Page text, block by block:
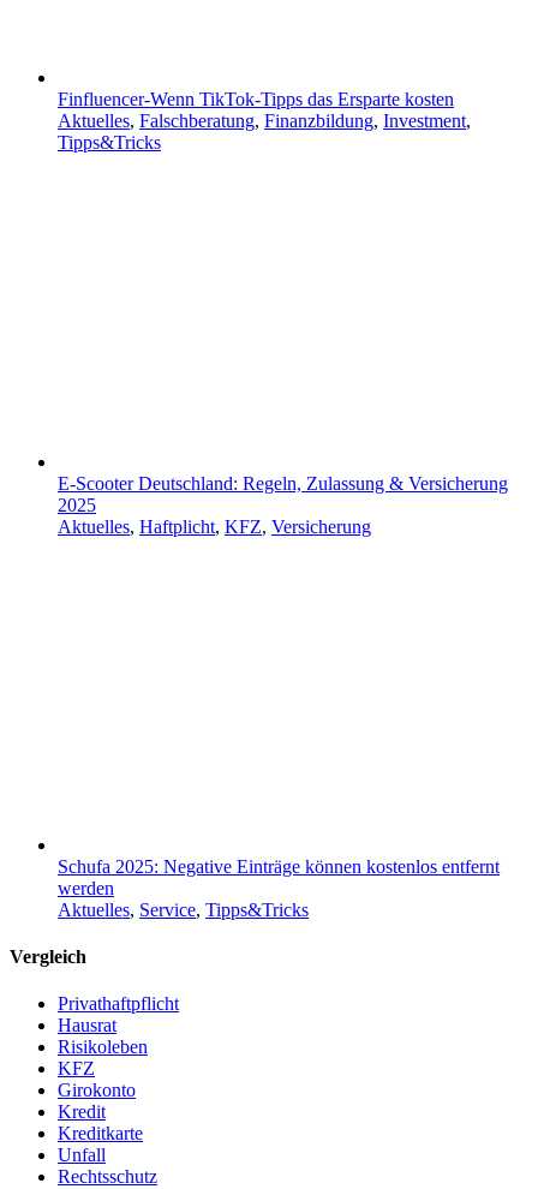
Finfluencer-Wenn TikTok-Tipps das Ersparte kosten
Aktuelles, Falschberatung, Finanzbildung, Investment,
Tipps&Tricks
E-Scooter Deutschland: Regeln, Zulassung & Versicherung
2025
Aktuelles, Haftplicht, KFZ, Versicherung
Schufa 2025: Negative Einträge können kostenlos entfernt
werden
Aktuelles, Service, Tipps&Tricks
Vergleich
Privathaftpflicht
Hausrat
Risikoleben
KFZ
Girokonto
Kredit
Kreditkarte
Unfall
Rechtsschutz